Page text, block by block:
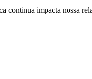
impacta nossa